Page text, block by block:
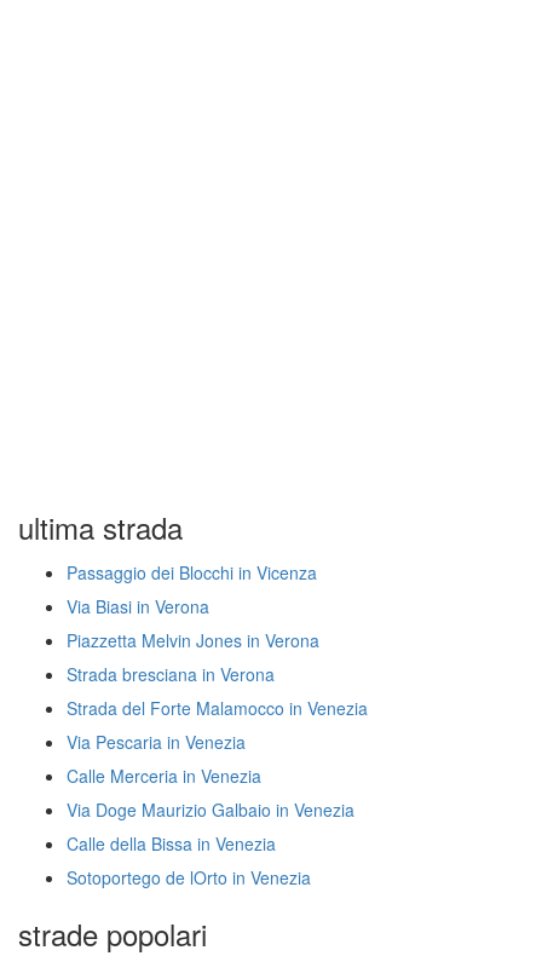
ultima strada
Passaggio dei Blocchi in Vicenza
Via Biasi in Verona
Piazzetta Melvin Jones in Verona
Strada bresciana in Verona
Strada del Forte Malamocco in Venezia
Via Pescaria in Venezia
Calle Merceria in Venezia
Via Doge Maurizio Galbaio in Venezia
Calle della Bissa in Venezia
Sotoportego de lOrto in Venezia
strade popolari